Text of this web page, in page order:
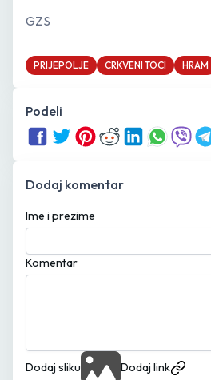
GZS
PRIJEPOLJE CRKVENI TOCI HRAM
Podeli
Dodaj komentar
Ime i prezime
Komentar
Dodaj sliku Dodaj link